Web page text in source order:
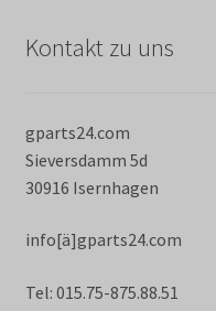
Kontakt zu uns
gparts24.com
Sieversdamm 5d
30916 Isernhagen
info[ä]gparts24.com
Tel: 015.75-875.88.51